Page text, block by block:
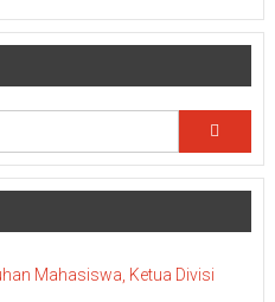
Mahasiswa, Ketua Divisi